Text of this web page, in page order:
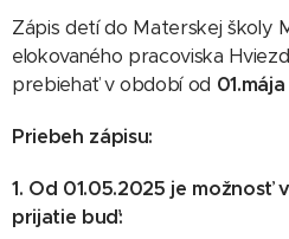
Zápis detí do Materskej školy
elokovaného pracoviska
prebiehať v období od
Priebeh zápisu:
1. Od 01.05.2025 je možnosť
prijatie buď: